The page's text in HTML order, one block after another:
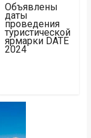
Объявлены
даты
проведения
туристической
ярмарки DATE
2024